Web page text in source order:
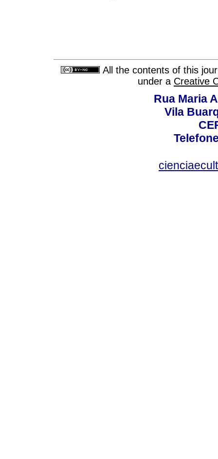
All the contents of this
under a Creative
Rua Maria
Vila